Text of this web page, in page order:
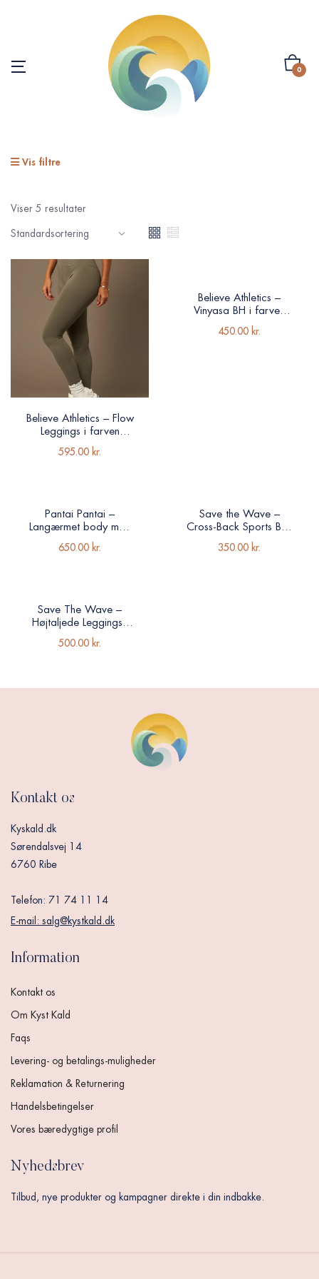
0
Vis filtre
Viser 5 resultater
Believe Athletics – Flow
Leggings i farven
Hunter
595.00 kr.
Believe Athletics –
Vinyasa BH i farven
Hunter
450.00 kr.
Pantai Pantai –
Langærmet body med
åbent rygdesign
650.00 kr.
Save the Wave –
Cross-Back Sports Bh i
Turtle Green
350.00 kr.
Save The Wave –
Højtaljede Leggings i
Turtle Green
500.00 kr.
Kontakt os
Kyskald.dk
Sørendalsvej 14
6760 Ribe
Telefon: 71 74 11 14
E-mail: salg@kystkald.dk
Information
Kontakt os
Om Kyst Kald
Faqs
Levering- og betalings-muligheder
Reklamation & Returnering
Handelsbetingelser
Vores bæredygtige profil
Nyhedsbrev
Tilbud, nye produkter og kampagner direkte i din indbakke.